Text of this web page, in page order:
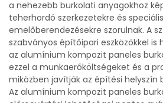
a nehezebb burkolati anyagokhoz
teherhordó szerkezetekre és speciális
emelőberendezésekre szorulnak. A
szabványos építőipari eszközökkel is
az alumínium kompozit paneles
ezzel a munkaerőköltségeket és a
miközben javítják az építési helyszín
Az alumínium kompozit paneles